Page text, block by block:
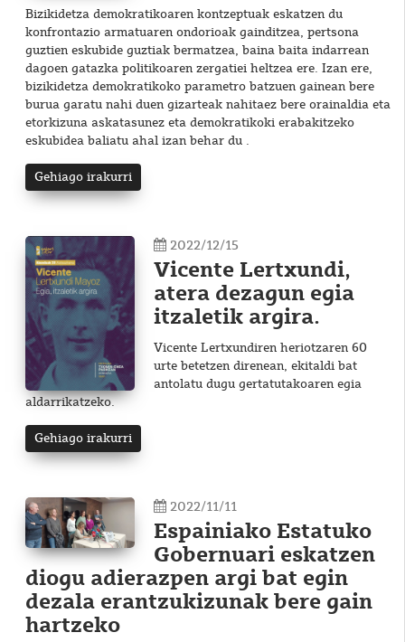
Bizikidetza demokratikoaren kontzeptuak eskatzen du
konfrontazio armatuaren ondorioak gainditzea, pertsona
guztien eskubide guztiak bermatzea, baina baita indarrean
dagoen gatazka politikoaren zergatiei heltzea ere. Izan ere,
bizikidetza demokratikoko parametro batzuen gainean bere
burua garatu nahi duen gizarteak nahitaez bere orainaldia eta
etorkizuna askatasunez eta demokratikoki erabakitzeko
eskubidea baliatu ahal izan behar du .
Gehiago irakurri
2022/12/15
Vicente Lertxundi,
atera dezagun egia
itzaletik argira.
Vicente Lertxundiren heriotzaren 60
urte betetzen direnean, ekitaldi bat
antolatu dugu gertatutakoaren egia
aldarrikatzeko.
Gehiago irakurri
2022/11/11
Espainiako Estatuko
Gobernuari eskatzen
diogu adierazpen argi bat egin
dezala erantzukizunak bere gain
hartzeko